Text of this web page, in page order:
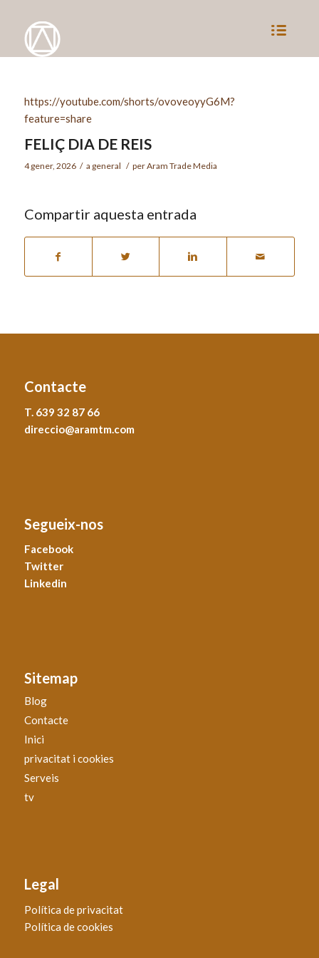
https://youtube.com/shorts/ovoveoyyG6M?
feature=share
FELIÇ DIA DE REIS
4 gener, 2026 / a general / perAram Trade Media
Compartir aquesta entrada
Contacte
T. 639 32 87 66
direccio@aramtm.com
Segueix-nos
Facebook
Twitter
Linkedin
Sitemap
Blog
Contacte
Inici
privacitat i cookies
Serveis
tv
Legal
Política de privacitat
Política de cookies